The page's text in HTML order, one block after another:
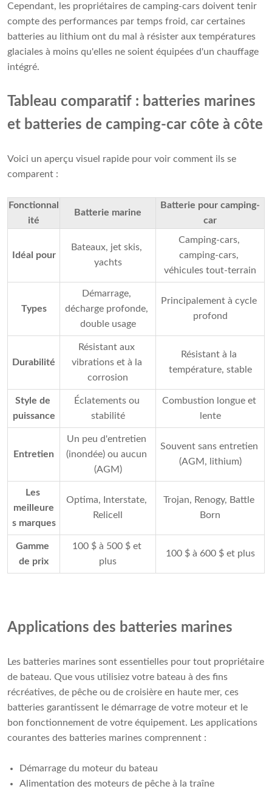
Cependant, les propriétaires de camping-cars doivent tenir
compte des performances par temps froid, car certaines
batteries au lithium ont du mal à résister aux températures
glaciales à moins qu'elles ne soient équipées d'un chauffage
intégré.
Tableau comparatif : batteries marines
et batteries de camping-car côte à côte
Voici un aperçu visuel rapide pour voir comment ils se
comparent :
Fonctionnal
ité
Batterie marine
Batterie pour camping-
car
Idéal pour
Bateaux, jet skis,
yachts
Camping-cars,
camping-cars,
véhicules tout-terrain
Types
Démarrage,
décharge profonde,
double usage
Principalement à cycle
profond
Durabilité
Résistant aux
vibrations et à la
corrosion
Résistant à la
température, stable
Style de
puissance
Éclatements ou
stabilité
Combustion longue et
lente
Entretien
Un peu d'entretien
(inondée) ou aucun
(AGM)
Souvent sans entretien
(AGM, lithium)
Les
meilleure
s marques
Optima, Interstate,
Relicell
Trojan, Renogy, Battle
Born
Gamme
de prix
100 $ à 500 $ et
plus
100 $ à 600 $ et plus
Applications des batteries marines
Les batteries marines sont essentielles pour tout propriétaire
de bateau. Que vous utilisiez votre bateau à des fins
récréatives, de pêche ou de croisière en haute mer, ces
batteries garantissent le démarrage de votre moteur et le
bon fonctionnement de votre équipement. Les applications
courantes des batteries marines comprennent :
Démarrage du moteur du bateau
Alimentation des moteurs de pêche à la traîne